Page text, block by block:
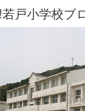
戸小学校ブ